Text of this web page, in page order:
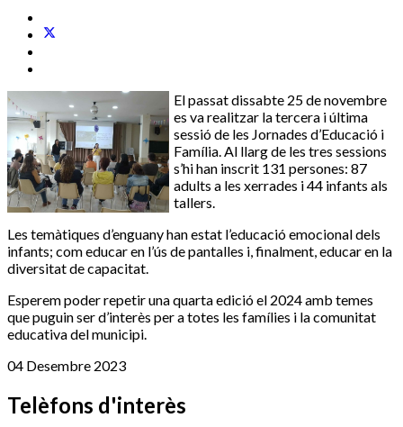
El passat dissabte 25 de novembre
es va realitzar la tercera i última
sessió de les Jornades d’Educació i
Família. Al llarg de les tres sessions
s’hi han inscrit 131 persones: 87
adults a les xerrades i 44 infants als
tallers.
Les temàtiques d’enguany han estat l’educació emocional dels
infants; com educar en l’ús de pantalles i, finalment, educar en la
diversitat de capacitat.
Esperem poder repetir una quarta edició el 2024 amb temes
que puguin ser d’interès per a totes les famílies i la comunitat
educativa del municipi.
04 Desembre 2023
Telèfons d'interès